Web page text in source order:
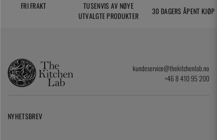
FRI FRAKT
TUSENVIS AV NØYE
UTVALGTE PRODUKTER
30 DAGERS ÅPENT KJØP
kundeservice@thekitchenlab.no
+46 8 410 95 200
NYHETSBREV